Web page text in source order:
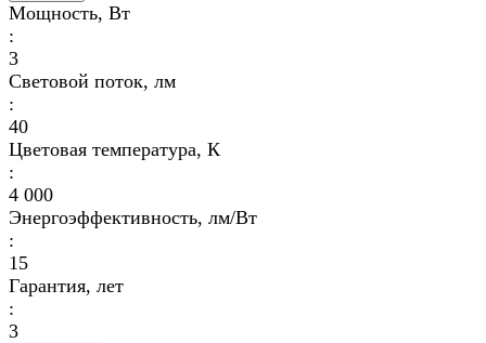
Мощность, Вт
:
3
Световой поток, лм
:
40
Цветовая температура, К
:
4 000
Энергоэффективность, лм/Вт
:
15
Гарантия, лет
:
3